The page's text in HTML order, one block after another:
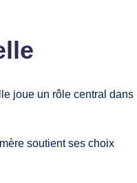
joue un rôle central dans
soutient ses choix